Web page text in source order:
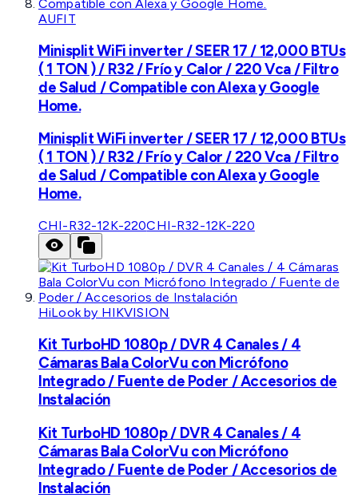
AUFIT
Minisplit WiFi inverter / SEER 17 / 12,000 BTUs
( 1 TON ) / R32 / Frío y Calor / 220 Vca / Filtro
de Salud / Compatible con Alexa y Google
Home.
Minisplit WiFi inverter / SEER 17 / 12,000 BTUs
( 1 TON ) / R32 / Frío y Calor / 220 Vca / Filtro
de Salud / Compatible con Alexa y Google
Home.
CHI-R32-12K-220CHI-R32-12K-220
HiLook by HIKVISION
Kit TurboHD 1080p / DVR 4 Canales / 4
Cámaras Bala ColorVu con Micrófono
Integrado / Fuente de Poder / Accesorios de
Instalación
Kit TurboHD 1080p / DVR 4 Canales / 4
Cámaras Bala ColorVu con Micrófono
Integrado / Fuente de Poder / Accesorios de
Instalación